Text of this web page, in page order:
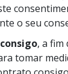
o seu
, a fim
tomar